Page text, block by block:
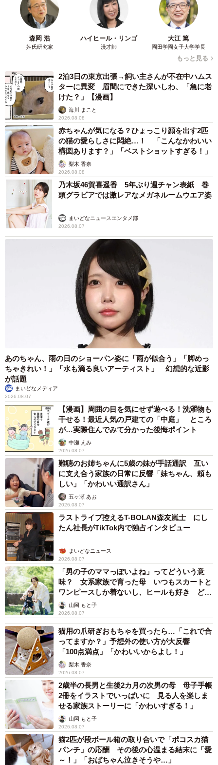
を感じます。ちなみに顧客に対して、やってほしくない行
為などは？
「『～〜ないですか？』とおっしゃるので倉庫から該当商
品を探し出してくると、『今お金ないんで…』と、明らか
に買う気がないのに商品在庫を聞いてくるのは、面倒なだ
けなのでやめてほしいですね。あと、これは迷惑行為とか
関係なく店側の手数料の問題なので言いにくいですが…、
PayPayやカード決済より現金払いだと嬉しいです 笑」
「今日こそは買ってくれるのかと思い続けて」10年間も見
守ったというホビーショップB-FIELDさん、お疲れ様でし
た。ちなみに「あとお１人ほど困ったお客様はおられます
が、こちらは年に１回ほどなので我慢できます（苦笑）」
という事実に再びびっくり。
お互いが気持ち良く過ごすために、店側もお客側も配慮が
必要ですね。
ホビーショップB-FIELDさん
https://x.com/b_field_m
森岡 浩
姓氏研究家
ハイヒール・リンゴ
漫才師
大江 篤
園田学園女子大学学長
もっと見る
2泊3日の東京出張→飼い主さんが不在中ハムス
ターに異変 眉間にできた深いしわ、「急に老
けた？」【漫画】
海川 まこと
2026.08.08
赤ちゃんが気になる？ひょっこり顔を出す2匹
の猫の愛らしさに悶絶…！ 「こんなかわいい
構図あります？」「ベストショットすぎる！」
梨木 香奈
2026.08.08
乃木坂46賀喜遥香 5年ぶり週チャン表紙 巻
頭グラビアでは激レアなメガネルームウエア姿
まいどなニュースエンタメ部
2026.08.07
あのちゃん、雨の日のショーパン姿に「雨が似合う」「脚めっ
ちゃきれい！」「水も滴る良いアーティスト」 幻想的な近影
が話題
まいどなメディア
2026.08.07
【漫画】周囲の目を気にせず遊べる！洗濯物も
干せる！最近人気の戸建ての「中庭」 ところ
が…実際住んでみて分かった後悔ポイント
中瀬 えみ
2026.08.07
難聴のお姉ちゃんに5歳の妹が手話通訳 互い
に支え合う家族の日常に反響「妹ちゃん、頼も
しい」「かわいい通訳さん」
五ヶ瀬 あお
2026.08.07
ラストライブ控えるT-BOLAN森友嵐士 にし
たん社長がTikTok内で独占インタビュー
まいどなニュース
2026.08.07
「男の子のママっぽいよね」ってどういう意
味？ 女系家族で育った母 いつもスカートと
ワンピースしか着ないし、ヒールも好き どの
へんが…
山岡 もと子
2026.08.07
猫用の爪研ぎおもちゃを買ったら…「これで合
ってますか？」予想外の使い方が大反響
「100点満点」「かわいいからよし！」
梨木 香奈
2026.08.07
2歳半の長男と生後2カ月の次男の母 母子手帳
2冊をイラストでいっぱいに 見る人を楽しま
せる家族ストーリーに「かわいすぎる！」
山岡 もと子
2026.08.07
猫2匹が段ボール箱の取り合いで「ポコスカ猫
パンチ」の応酬 その後の心温まる結末に「愛
～！」「おばちゃん泣きそうや…」